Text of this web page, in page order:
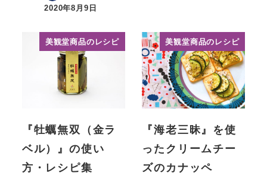
投稿日
2020年8月9日
美観堂商品のレシピ
『牡蠣無双（金ラ
ベル）』の使い
方・レシピ集
美観堂商品のレシピ
『海老三昧』を使
ったクリームチー
ズのカナッペ